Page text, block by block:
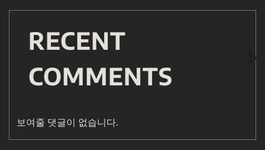
RECENT
COMMENTS
보여줄 댓글이 없습니다.